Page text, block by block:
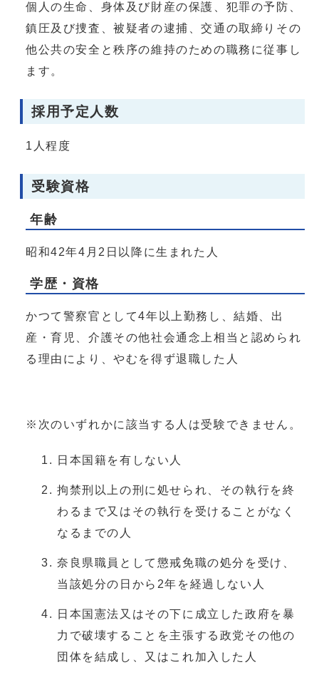
個人の生命、身体及び財産の保護、犯罪の予防、
鎮圧及び捜査、被疑者の逮捕、交通の取締りその
他公共の安全と秩序の維持のための職務に従事し
ます。
採用予定人数
1人程度
受験資格
年齢
昭和42年4月2日以降に生まれた人
学歴・資格
かつて警察官として4年以上勤務し、結婚、出
産・育児、介護その他社会通念上相当と認められ
る理由により、やむを得ず退職した人
※次のいずれかに該当する人は受験できません。
日本国籍を有しない人
拘禁刑以上の刑に処せられ、その執行を終
わるまで又はその執行を受けることがなく
なるまでの人
奈良県職員として懲戒免職の処分を受け、
当該処分の日から2年を経過しない人
日本国憲法又はその下に成立した政府を暴
力で破壊することを主張する政党その他の
団体を結成し、又はこれ加入した人